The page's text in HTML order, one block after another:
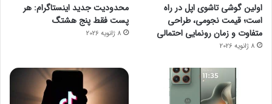
اولین گوشی تاشوی اپل در راه
است؛ قیمت نجومی، طراحی
متفاوت و زمان رونمایی احتمالی
8 ژانویه 2026
محدودیت جدید اینستاگرام: هر
پست فقط پنج هشتگ
8 ژانویه 2026